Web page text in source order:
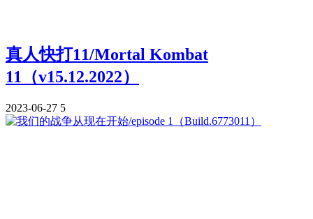
真人快打11/Mortal Kombat
11（v15.12.2022）
2023-06-27 5